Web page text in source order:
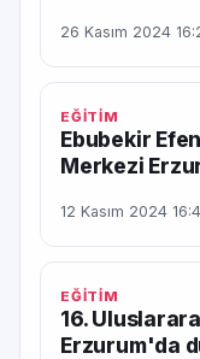
26 Kasım 2024
EĞİTİM
Ebubekir
Merkezi
12 Kasım 2024
EĞİTİM
16.
Erzurum'da